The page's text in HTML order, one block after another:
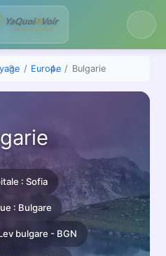
Europe Bulgarie
: Sofia
: Bulgare
bulgare - BGN